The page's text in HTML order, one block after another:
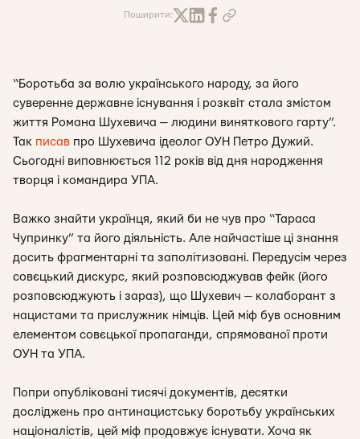
Поширити:
“Боротьба за волю українського народу, за його
суверенне державне існування і розквіт стала змістом
життя Романа Шухевича — людини виняткового гарту”.
Так писав про Шухевича ідеолог ОУН Петро Дужий.
Сьогодні виповнюється 112 років від дня народження
творця і командира УПА.
Важко знайти українця, який би не чув про “Тараса
Чупринку” та його діяльність. Але найчастіше ці знання
досить фрагментарні та заполітизовані. Передусім через
совєцький дискурс, який розповсюджував фейк (його
розповсюджують і зараз), що Шухевич — колаборант з
нацистами та прислужник німців. Цей міф був основним
елементом совєцької пропаганди, спрямованої проти
ОУН та УПА.
Попри опубліковані тисячі документів, десятки
досліджень про антинацистську боротьбу українських
націоналістів, цей міф продовжує існувати. Хоча як